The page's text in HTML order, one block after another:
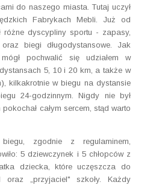
do naszego miasta. Tutaj uczył
Fabrykach Mebli. Już od
różne dyscypliny sportu - zapasy,
biegi długodystansowe. Jak
pochwalić się udziałem w
5, 10 i 20 km, a także w
kilkakrotnie w biegu na dystansie
24-godzinnym. Nigdy nie był
całym sercem, stąd warto
zgodnie z regulaminem,
5 dziewczynek i 5 chłopców z
dziecka, które uczęszcza do
oraz „przyjaciel" szkoły. Każdy